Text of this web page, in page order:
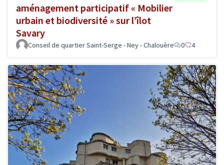
aménagement participatif « Mobilier
urbain et biodiversité » sur l’îlot
Savary
Conseil de quartier Saint-Serge - Ney - Chalouère 0 4